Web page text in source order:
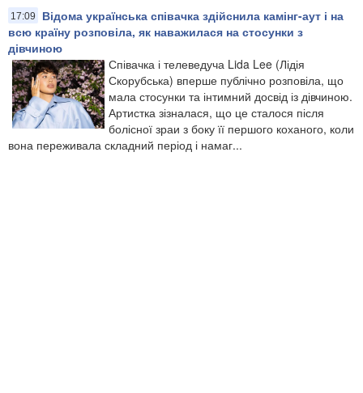
17:09
Відома українська співачка здійснила камінг-аут і на
всю країну розповіла, як наважилася на стосунки з
дівчиною
Співачка і телеведуча Lida Lee (Лідія
Скорубська) вперше публічно розповіла, що
мала стосунки та інтимний досвід із дівчиною.
Артистка зізналася, що це сталося після
болісної зраи з боку її першого коханого, коли
вона переживала складний період і намаг...